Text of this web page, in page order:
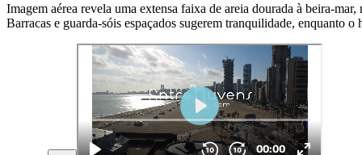
Imagem aérea revela uma extensa faixa de areia dourada à beira-
Barracas e guarda-sóis espaçados sugerem tranquilidade, enquanto